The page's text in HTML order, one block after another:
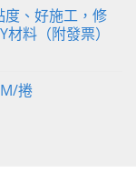
度、好施工，修
料（附發票）
捲